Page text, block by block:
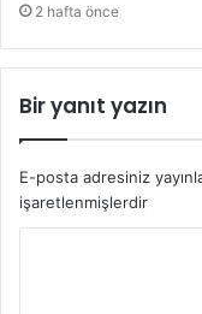
2 hafta önce
Bir yanıt yazın
E-posta adresiniz
işaretlenmişlerdir